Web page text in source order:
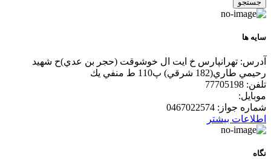
جستجو
سايه ها
آدرس: تهرانپارس خ ايت ال خوشوقت (حجر بن عدي)ح شهيد
رحيمي طاري(182 شرقي) پ110 ط منفي يك
تلفن: 77705198
موبایل:
شماره جواز: 0467022574
اطلاعات بیشتر
نگاه